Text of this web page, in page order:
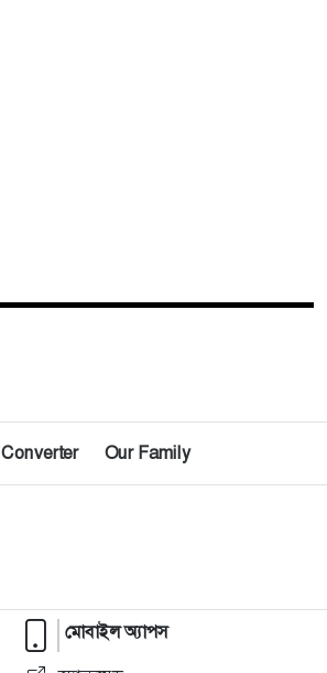
Converter Our Family
মোবাইল অ্যাপস